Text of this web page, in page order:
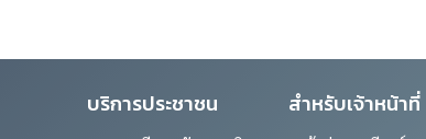
บริการประชาชน สำหรับเจ้าหน้าที่